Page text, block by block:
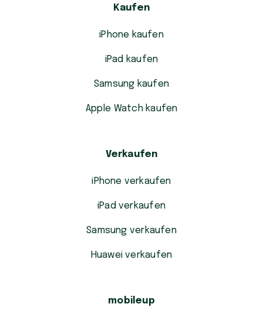
Kaufen
iPhone kaufen
iPad kaufen
Samsung kaufen
Apple Watch kaufen
Verkaufen
iPhone verkaufen
iPad verkaufen
Samsung verkaufen
Huawei verkaufen
mobileup